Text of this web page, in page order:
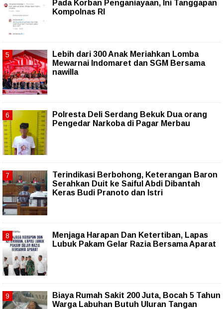
Pada Korban Penganiayaan, Ini Tanggapan
Kompolnas RI
Lebih dari 300 Anak Meriahkan Lomba
Mewarnai Indomaret dan SGM Bersama
nawilla
Polresta Deli Serdang Bekuk Dua orang
Pengedar Narkoba di Pagar Merbau
Terindikasi Berbohong, Keterangan Baron
Serahkan Duit ke Saiful Abdi Dibantah
Keras Budi Pranoto dan Istri
Menjaga Harapan Dan Ketertiban, Lapas
Lubuk Pakam Gelar Razia Bersama Aparat
Biaya Rumah Sakit 200 Juta, Bocah 5 Tahun
Warga Labuhan Butuh Uluran Tangan